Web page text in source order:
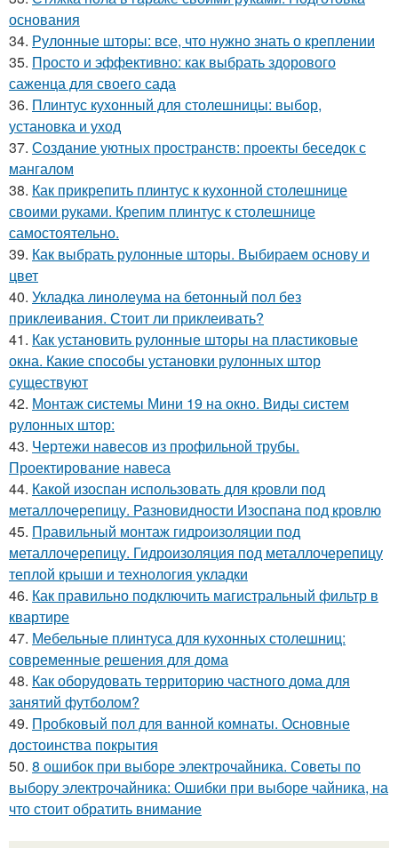
основания
34. Рулонные шторы: все, что нужно знать о креплении
35. Просто и эффективно: как выбрать здорового
саженца для своего сада
36. Плинтус кухонный для столешницы: выбор,
установка и уход
37. Создание уютных пространств: проекты беседок с
мангалом
38. Как прикрепить плинтус к кухонной столешнице
своими руками. Крепим плинтус к столешнице
самостоятельно.
39. Как выбрать рулонные шторы. Выбираем основу и
цвет
40. Укладка линолеума на бетонный пол без
приклеивания. Стоит ли приклеивать?
41. Как установить рулонные шторы на пластиковые
окна. Какие способы установки рулонных штор
существуют
42. Монтаж системы Мини 19 на окно. Виды систем
рулонных штор:
43. Чертежи навесов из профильной трубы.
Проектирование навеса
44. Какой изоспан использовать для кровли под
металлочерепицу. Разновидности Изоспана под кровлю
45. Правильный монтаж гидроизоляции под
металлочерепицу. Гидроизоляция под металлочерепицу
теплой крыши и технология укладки
46. Как правильно подключить магистральный фильтр в
квартире
47. Мебельные плинтуса для кухонных столешниц:
современные решения для дома
48. Как оборудовать территорию частного дома для
занятий футболом?
49. Пробковый пол для ванной комнаты. Основные
достоинства покрытия
50. 8 ошибок при выборе электрочайника. Советы по
выбору электрочайника: Ошибки при выборе чайника, на
что стоит обратить внимание